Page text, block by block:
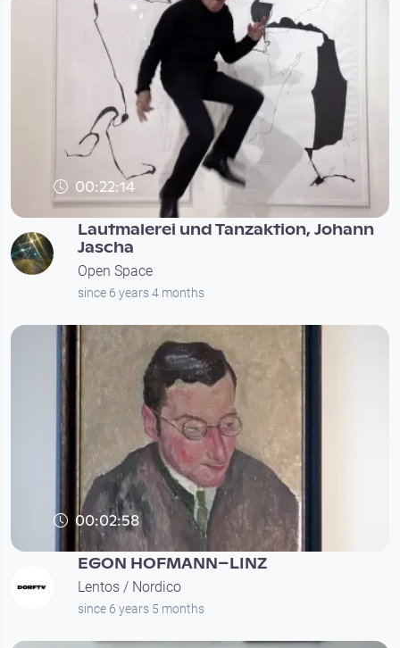
00:22:14
Lautmalerei und Tanzaktion, Johann
Jascha
Open Space
since 6 years 4 months
00:02:58
EGON HOFMANN–LINZ
Lentos / Nordico
since 6 years 5 months